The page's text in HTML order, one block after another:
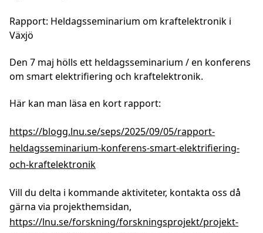
Rapport: Heldagsseminarium om kraftelektronik i
Växjö
Den 7 maj hölls ett heldagsseminarium / en konferens
om smart elektrifiering och kraftelektronik.
Här kan man läsa en kort rapport:
https://blogg.lnu.se/seps/2025/09/05/rapport-
heldagsseminarium-konferens-smart-elektrifiering-
och-kraftelektronik
Vill du delta i kommande aktiviteter, kontakta oss då
gärna via projekthemsidan,
https://lnu.se/forskning/forskningsprojekt/projekt-